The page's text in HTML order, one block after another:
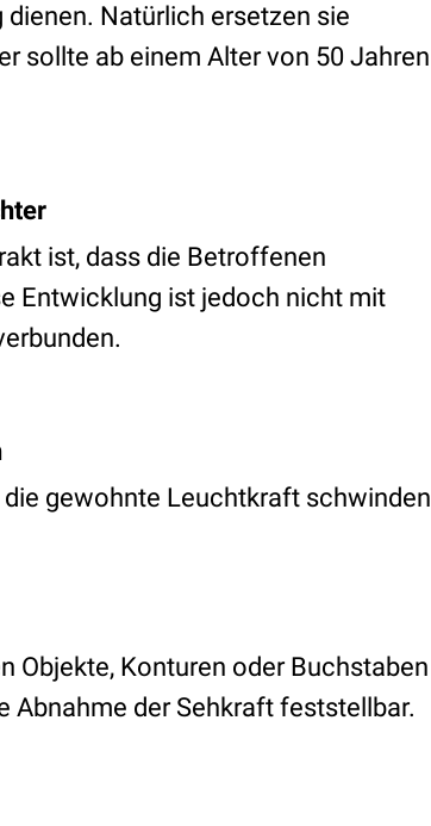
dienen. Natürlich ersetzen sie
sollte ab einem Alter von 50 Jahren
ist, dass die Betroffenen
Entwicklung ist jedoch nicht mit
gewohnte Leuchtkraft schwinden
Objekte, Konturen oder Buchstaben
Abnahme der Sehkraft feststellbar.